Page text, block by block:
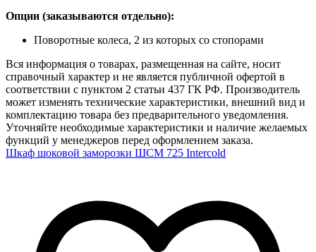
Опции (заказываются отдельно):
Поворотные колеса, 2 из которых со стопорами
Вся информация о товарах, размещенная на сайте, носит
справочный характер и не является публичной офертой в
соответствии с пунктом 2 статьи 437 ГК РФ. Производитель
может изменять технические характеристики, внешний вид и
комплектацию товара без предварительного уведомления.
Уточняйте необходимые характеристики и наличие желаемых
функций у менеджеров перед оформлением заказа.
Шкаф шоковой заморозки ШСМ 725 Intercold